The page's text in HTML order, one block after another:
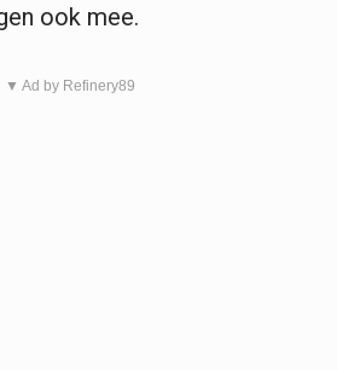
ook mee.
▼ Ad by Refinery89